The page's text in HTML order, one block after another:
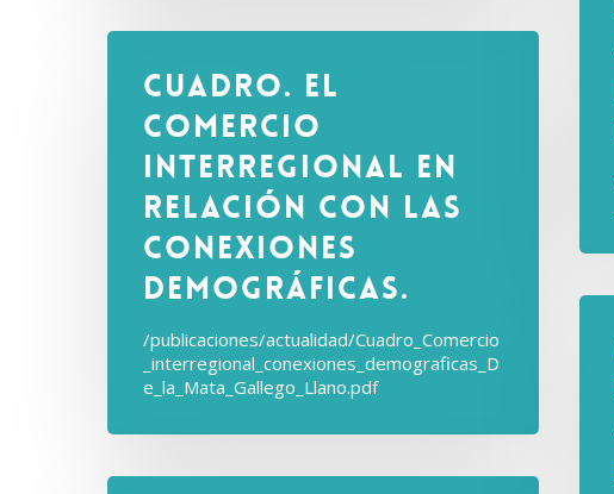
Cuadro. El
comercio
Interregional en
relación con las
conexiones
demográficas.
/publicaciones/actualidad/Cuadro_Comercio
_interregional_conexiones_demograficas_D
e_la_Mata_Gallego_Llano.pdf